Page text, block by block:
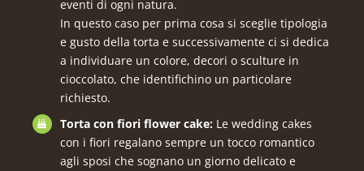
eventi di ogni natura.
In questo caso per prima cosa si sceglie tipologia
e gusto della torta e successivamente ci si dedica
a individuare un colore, decori o sculture in
cioccolato, che identifichino un particolare
richiesto.
Torta con fiori flower cake: Le wedding cakes
con i fiori regalano sempre un tocco romantico
agli sposi che sognano un giorno delicato e